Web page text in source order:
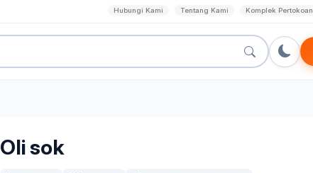
Hubungi Kami Tentang Kami Komplek Pertokoan
Oli sok